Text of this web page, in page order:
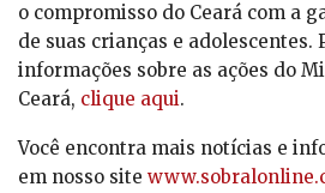
o compromisso do Ceará com a
de suas crianças e adolescentes.
informações sobre as ações do
Ceará, clique aqui.
Você encontra mais notícias e
em nosso site